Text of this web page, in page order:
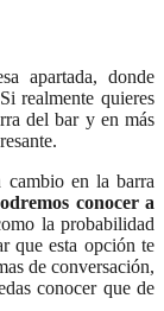
apartada, donde
realmente quieres
del bar y en más
cambio en la barra
conocer a
la probabilidad
que esta opción te
de conversación,
conocer que de